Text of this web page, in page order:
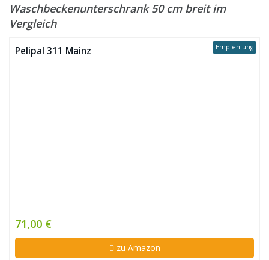
Waschbeckenunterschrank 50 cm breit im
Vergleich
Empfehlung
Pelipal 311 Mainz
71,00 €
zu Amazon